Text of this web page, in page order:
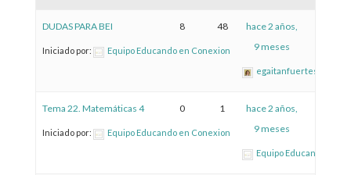
DUDAS PARA BEI
Iniciado por: Equipo Educando en Conexion
8 48
hace 2 años,
9 meses
egaitanfuertes
Tema 22. Matemáticas 4
Iniciado por: Equipo Educando en Conexion
0 1
hace 2 años,
9 meses
Equipo Educando en